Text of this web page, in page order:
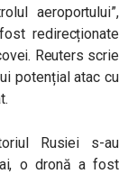
aeroportului”,
redirecționate
Reuters scrie
potențial atac cu
Rusiei s-au
o dronă a fost